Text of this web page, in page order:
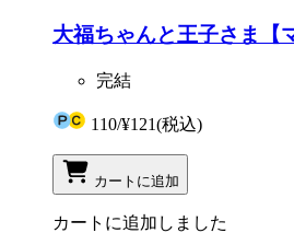
大福ちゃんと王子さま【
完結
110/¥121(税込)
カートに追加
カートに追加しました